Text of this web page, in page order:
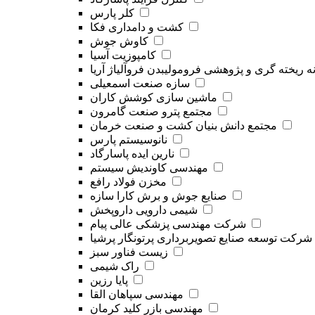
کلر پارس
کشت و دامداری فکا
کاوش جوش
کامپوزیت آسیا
ریخته گری و پژوهشی فرومولیبدن فروآلیاژ آریا
سازه صنعت اسمعیلی
ماشین سازی کوشش کاران
مجتمع پترو صنعت گامرون
مجتمع دانش بنیان کشت و صنعت خرمان
نانوسیستم پارس
نارین ایده پاسارگاد
مهندسی کاوندیش سیستم
مخزن فولاد رافع
صنایع جوش و برش کارا سازه
شیمی دارویی داروپخش
شرکت مهندسی پزشکی عالی پیام
شرکت توسعه صنایع تصویربرداری پرتونگار پرشیا
زیست فناور سبز
راک شیمی
پایا رزین
مهندسی سپاهان القا
مهندسی بازر کلید کرمان